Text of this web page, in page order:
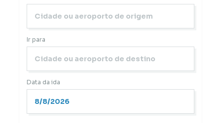
Ir para
Data da ida